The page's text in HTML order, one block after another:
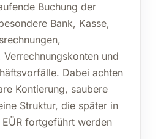
Buchung der
Bank, Kasse,
und
Dabei achten
Kontierung, saubere
Struktur, die später in
fortgeführt werden